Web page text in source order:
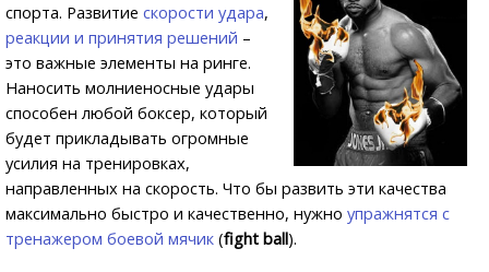
спорта. Развитие скорости удара,
реакции и принятия решений –
это важные элементы на ринге.
Наносить молниеносные удары
способен любой боксер, который
будет прикладывать огромные
усилия на тренировках,
направленных на скорость. Что бы развить эти качества
максимально быстро и качественно, нужно упражнятся с
тренажером боевой мячик (fight ball).